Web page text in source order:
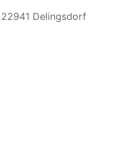
Delingsdorf